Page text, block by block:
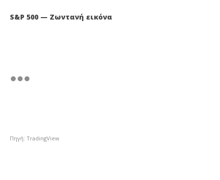
S&P 500 — Ζωντανή εικόνα
Πηγή: TradingView